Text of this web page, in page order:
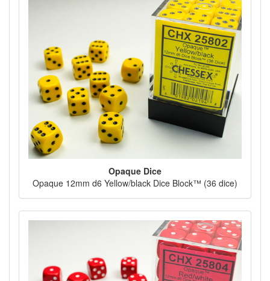
Opaque Dice
Opaque 12mm d6 Yellow/black Dice Block™ (36 dice)